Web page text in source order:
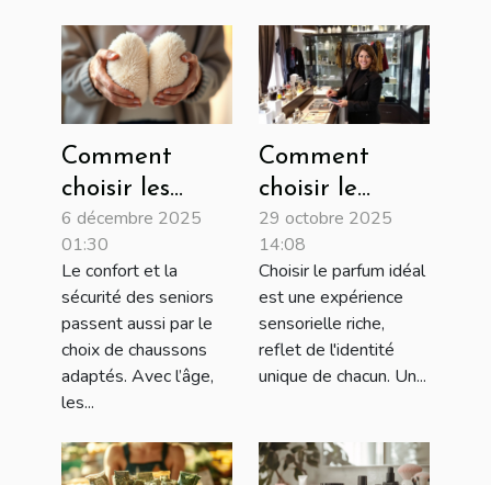
Comment
choisir les
chaussons
idéaux pour
les seniors ?
6 décembre 2025
01:30
Le confort et la
sécurité des seniors
passent aussi par le
choix de chaussons
adaptés. Avec l’âge,
les...
Comment
choisir le
parfum qui
complète votre
personnalité?
29 octobre 2025
14:08
Choisir le parfum idéal
est une expérience
sensorielle riche,
reflet de l'identité
unique de chacun. Un...